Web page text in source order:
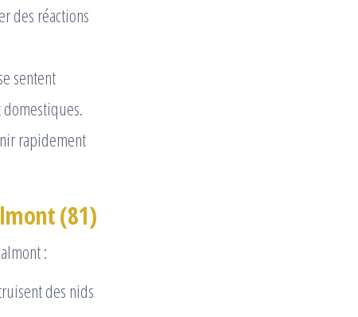
des réactions
sentent
rapidement
(81)
:
des nids